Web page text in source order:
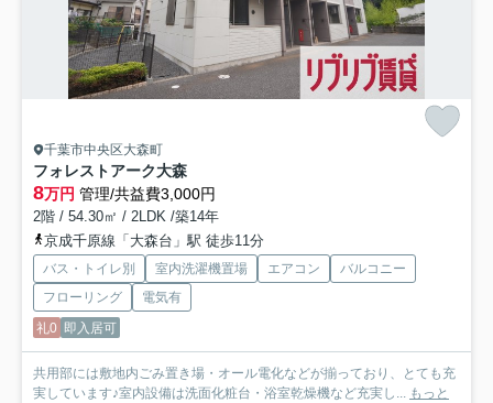
千葉市中央区大森町
フォレストアーク大森
8万円 管理/共益費3,000円
2階 / 54.30㎡ / 2LDK /築14年
京成千原線「大森台」駅 徒歩11分
バス・トイレ別 室内洗濯機置場 エアコン
バルコニー
フローリング
電気有
礼0 即入居可
共用部には敷地内ごみ置き場・オール電化などが揃っており、とても充
実しています♪室内設備は洗面化粧台・浴室乾燥機など充実し... もっと